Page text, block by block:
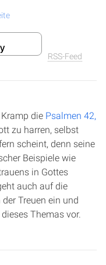
RSS-Feed
die Psalmen 42,
zu harren, selbst
scheint, denn seine
Beispiele wie
in Gottes
auch auf die
Treuen ein und
Themas vor.